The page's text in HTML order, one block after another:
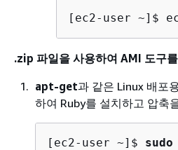
[ec2-user ~]$
.zip 파일을 사용하여 AMI 도구
apt-get과 같은 Linux 배포
하여 Ruby를 설치하고 압축
[ec2-user ~]$